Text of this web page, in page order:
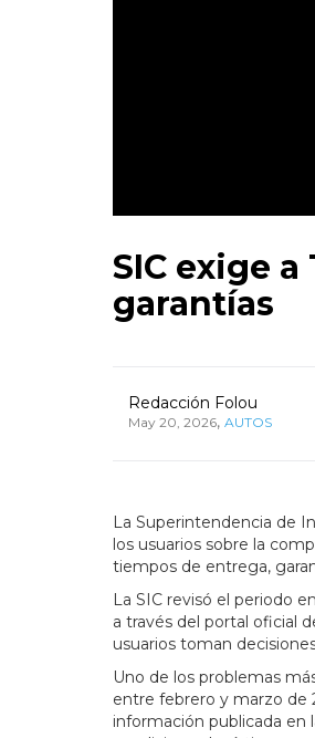
SIC exige
garantías
Redacción Folou
May 20, 2026, AUTOS
La Superintendencia de
los usuarios sobre la
tiempos de entrega,
La SIC revisó el periodo
a través del portal oficial
usuarios toman
Uno de los problemas
entre febrero y marzo de
información publicada en